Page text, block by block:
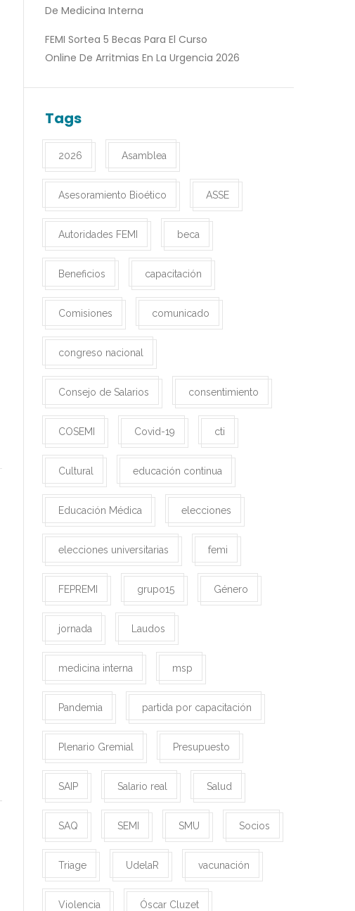
De Medicina Interna
FEMI Sortea 5 Becas Para El Curso
Online De Arritmias En La Urgencia 2026
Tags
2026 Asamblea
Asesoramiento Bioético ASSE
Autoridades FEMI beca
Beneficios capacitación
Comisiones comunicado
congreso nacional
Consejo de Salarios consentimiento
COSEMI Covid-19 cti
Cultural educación continua
Educación Médica elecciones
elecciones universitarias femi
FEPREMI grupo15 Género
jornada Laudos
medicina interna msp
Pandemia partida por capacitación
Plenario Gremial Presupuesto
SAIP Salario real Salud
SAQ SEMI SMU Socios
Triage UdelaR vacunación
Violencia Óscar Cluzet